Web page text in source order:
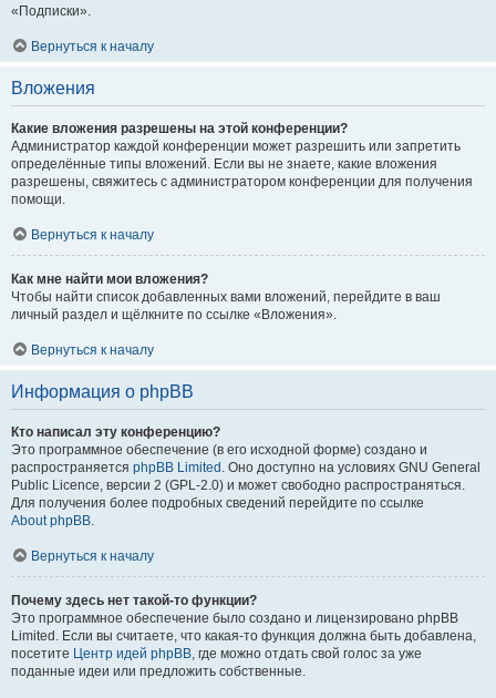
«Подписки».
Вернуться к началу
Вложения
Какие вложения разрешены на этой конференции?
Администратор каждой конференции может разрешить или запретить
определённые типы вложений. Если вы не знаете, какие вложения
разрешены, свяжитесь с администратором конференции для получения
помощи.
Вернуться к началу
Как мне найти мои вложения?
Чтобы найти список добавленных вами вложений, перейдите в ваш
личный раздел и щёлкните по ссылке «Вложения».
Вернуться к началу
Информация о phpBB
Кто написал эту конференцию?
Это программное обеспечение (в его исходной форме) создано и
распространяется phpBB Limited . Оно доступно на условиях GNU General
Public Licence, версии 2 (GPL-2.0) и может свободно распространяться.
Для получения более подробных сведений перейдите по ссылке
About phpBB.
Вернуться к началу
Почему здесь нет такой-то функции?
Это программное обеспечение было создано и лицензировано phpBB
Limited. Если вы считаете, что какая-то функция должна быть добавлена,
посетите Центр идей phpBB, где можно отдать свой голос за уже
поданные идеи или предложить собственные.